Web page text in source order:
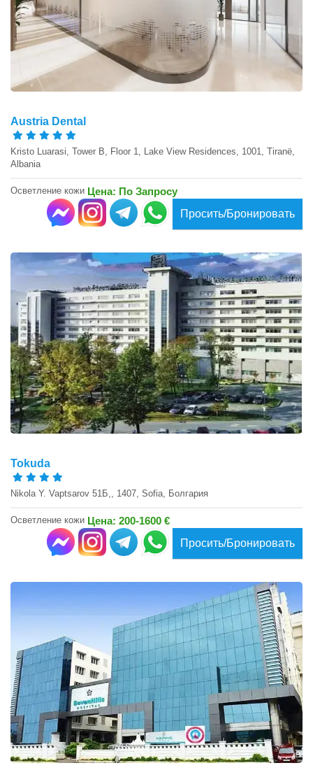
Austria Dental
Kristo Luarasi, Tower B, Floor 1, Lake View Residences, 1001, Tiranë,
Albania
Осветление кожи Цена: По Запросу
Просить/Бронировать
Tokuda
Nikola Y. Vaptsarov 51Б,, 1407, Sofia, Болгария
Осветление кожи Цена: 200-1600 €
Просить/Бронировать